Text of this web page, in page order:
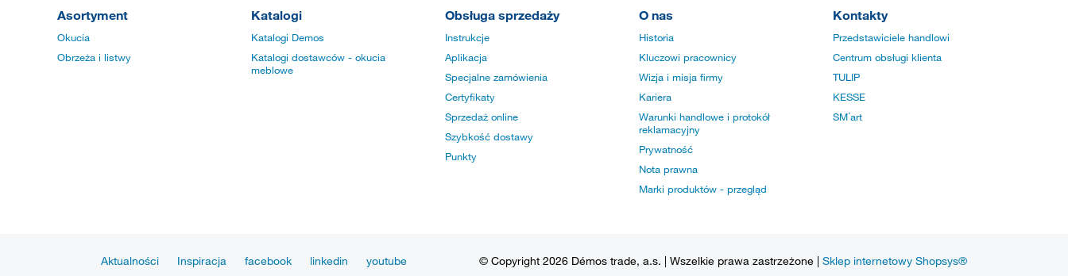
Asortyment
Okucia
Obrzeża i listwy
Katalogi
Katalogi Demos
Katalogi dostawców - okucia
meblowe
Obsługa sprzedaży
Instrukcje
Aplikacja
Specjalne zamówienia
Certyfikaty
Sprzedaż online
Szybkość dostawy
Punkty
O nas
Historia
Kluczowi pracownicy
Wizja i misja firmy
Kariera
Warunki handlowe i protokół
reklamacyjny
Prywatność
Nota prawna
Marki produktów - przegląd
Kontakty
Przedstawiciele handlowi
Centrum obsługi klienta
TULIP
KESSE
SM´art
Aktualności Inspiracja facebook linkedin youtube © Copyright 2026 Démos trade, a.s. | Wszelkie prawa zastrzeżone | Sklep internetowy Shopsys®